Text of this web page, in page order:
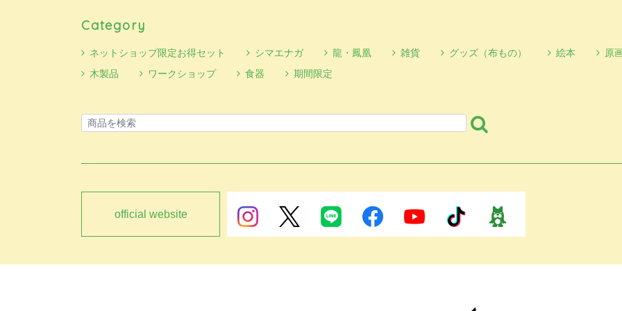
Category
ネットショップ限定お得セット シマエナガ 龍・鳳凰 雑貨 グッズ（布もの） 絵本 原
木製品
ワークショップ 食器 期間限定
official website